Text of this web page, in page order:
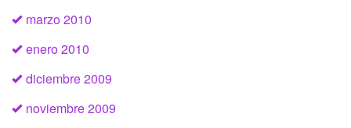
marzo 2010
enero 2010
diciembre 2009
noviembre 2009